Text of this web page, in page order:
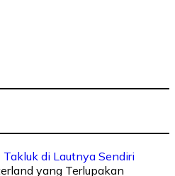
di Lautnya Sendiri